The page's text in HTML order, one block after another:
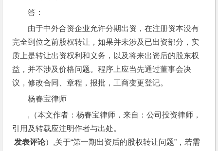
答：
由于中外合资企业允许分期出资，在注册资本没有
完全到位之前股权转让，如果并未涉及已出资部分，实
质上是转让出资权利和义务，以及将来出资后的股东权
益，并不涉及价格问题。程序上应当先通过董事会决
议，修改合同、章程，报批，工商变更登记。
杨春宝律师
,（本文作者：杨春宝律师，来自：公司投资律师，
引用及转载应注明作者与出处。
发表评论）,关于“第一期出资后的股权转让问题”，若需